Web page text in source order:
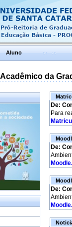
Aluno
da
De:
Para
De:
De: